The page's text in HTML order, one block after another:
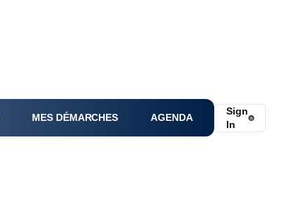
MES DÉMARCHES AGENDA
Sign
In
⌾